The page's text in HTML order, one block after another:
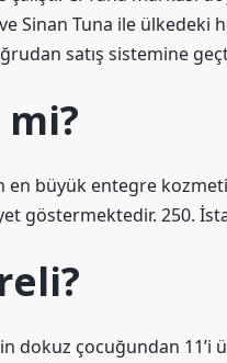
Sinan Tuna ile ülkedeki
satış sistemine
en büyük entegre
göstermektedir. 250.
dokuz çocuğundan 11’i